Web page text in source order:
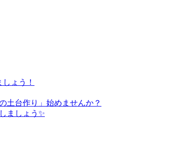
ょう！
土台作り」始めませんか？
ましょう✨